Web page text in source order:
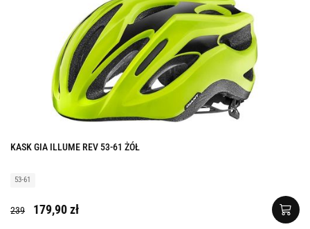
KASK GIA ILLUME REV 53-61 ŻÓŁ
53-61
239 179,90 zł